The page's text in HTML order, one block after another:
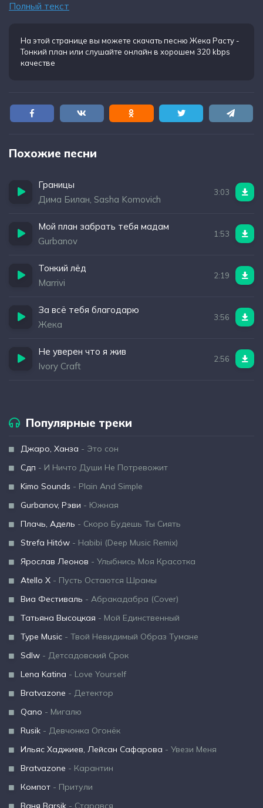
Полный текст
На этой странице вы можете скачать песню Жека Расту -
Тонкий план или слушайте онлайн в хорошем 320 kbps
качестве
Похожие песни
Границы
Дима Билан, Sasha Komovich
3:03
Мой план забрать тебя мадам
Gurbanov
1:53
Тонкий лёд
Marrivi
2:19
За всё тебя благодарю
Жека
3:56
Не уверен что я жив
Ivory Craft
2:56
Популярные треки
Джаро, Ханза - Это сон
Сдп - И Ничто Души Не Потревожит
Kimo Sounds - Plain And Simple
Gurbanov, Рэви - Южная
Плачь, Адель - Скоро Будешь Ты Сиять
Strefa Hitów - Habibi (Deep Music Remix)
Ярослав Леонов - Улыбнись Моя Красотка
Atello X - Пусть Остаются Шрамы
Виа Фестиваль - Абракадабра (Cover)
Татьяна Высоцкая - Мой Единственный
Type Music - Твой Невидимый Образ Тумане
Sdlw - Детсадовский Срок
Lena Katina - Love Yourself
Bratvazone - Детектор
Qano - Мигалю
Rusik - Девчонка Огонёк
Ильяс Хаджиев, Лейсан Сафарова - Увези Меня
Bratvazone - Карантин
Компот - Притули
Ваня Barsik - Старався